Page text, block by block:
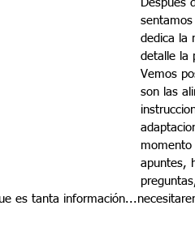
Después
sentamos
dedica la
detalle la
Vemos
son las
apuntes,
es tanta